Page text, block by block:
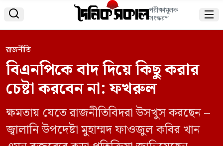
 পরীক্ষামূলক
সংস্করণ 
রাজনীতি
বিএনপিকে বাদ দিয়ে কিছু করার
চেষ্টা করবেন না: ফখরুল
ক্ষমতায় যেতে রাজনীতিবিদরা উসখুস করছেন –
জ্বালানি উপদেষ্টা মুহাম্মদ ফাওজুল কবির খান